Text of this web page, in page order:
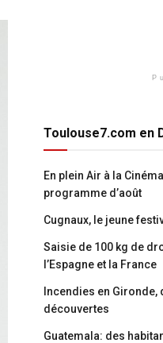
Toulouse7.com en
En plein Air à la
programme d’août
Cugnaux, le jeune
Saisie de 100 kg de
l’Espagne et la France
Incendies en
découvertes
Guatemala: des